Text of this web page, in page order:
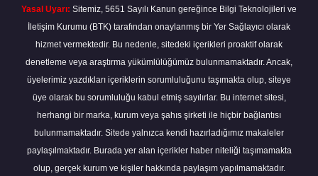
Yasal Uyarı: Sitemiz, 5651 Sayılı Kanun gereğince Bilgi Teknolojileri ve
İletişim Kurumu (BTK) tarafından onaylanmış bir Yer Sağlayıcı olarak
hizmet vermektedir. Bu nedenle, sitedeki içerikleri proaktif olarak
denetleme veya araştırma yükümlülüğümüz bulunmamaktadır. Ancak,
üyelerimiz yazdıkları içeriklerin sorumluluğunu taşımakta olup, siteye
üye olarak bu sorumluluğu kabul etmiş sayılırlar. Bu internet sitesi,
herhangi bir marka, kurum veya şahıs şirketi ile hiçbir bağlantısı
bulunmamaktadır. Sitede yalnızca kendi hazırladığımız makaleler
paylaşılmaktadır. Burada yer alan içerikler haber niteliği taşımamakta
olup, gerçek kurum ve kişiler hakkında paylaşım yapılmamaktadır.